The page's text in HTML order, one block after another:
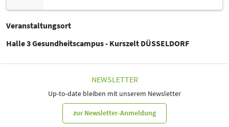
Veranstaltungsort
Halle 3 Gesundheitscampus - Kurszelt DÜSSELDORF
NEWSLETTER
Up-to-date bleiben mit unserem Newsletter
zur Newsletter-Anmeldung